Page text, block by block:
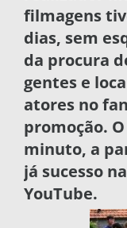
filmagens
dias, sem
da procura
gentes e
atores no
promoção.
minuto, a
já sucesso
YouTube.